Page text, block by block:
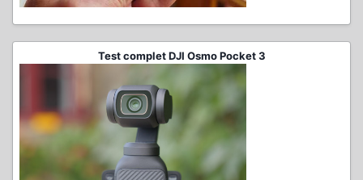
Test complet DJI Osmo Pocket 3